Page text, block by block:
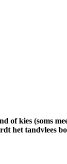
of kies (soms
het tandvlees